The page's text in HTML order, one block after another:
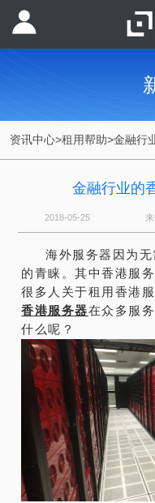
资讯中心>租用帮助>金融行
金融行业的
2018-05-25 来
海外服务器因为
的青睐。其中香港服
很多人关于租用香港
香港服务器在众多服
什么呢？